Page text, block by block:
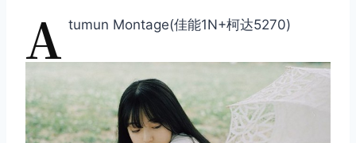
A tumun Montage(佳能1N+柯达5270)